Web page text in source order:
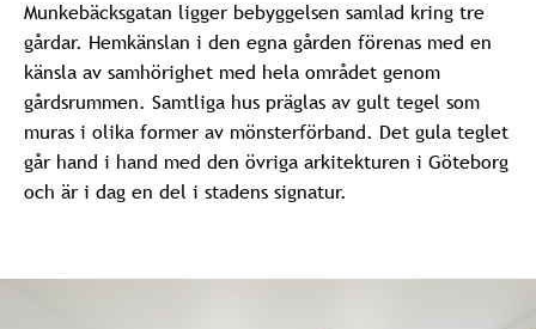
Munkebäcksgatan ligger bebyggelsen samlad kring tre
gårdar. Hemkänslan i den egna gården förenas med en
känsla av samhörighet med hela området genom
gårdsrummen. Samtliga hus präglas av gult tegel som
muras i olika former av mönsterförband. Det gula teglet
går hand i hand med den övriga arkitekturen i Göteborg
och är i dag en del i stadens signatur.